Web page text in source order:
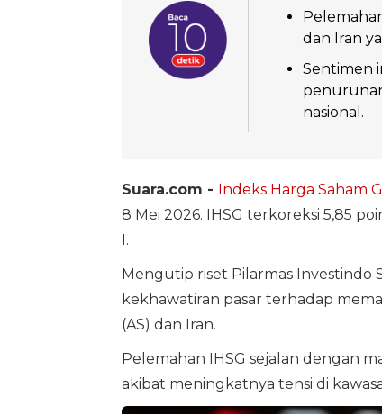
dan Iran
Sentimen
nasional.
Suara.com - Indeks Harga Saham
8 Mei 2026. IHSG terkoreksi 5,85
I.
Mengutip riset Pilarmas Investindo
kekhawatiran pasar terhadap
(AS) dan Iran.
Pelemahan IHSG sejalan dengan
akibat meningkatnya tensi di